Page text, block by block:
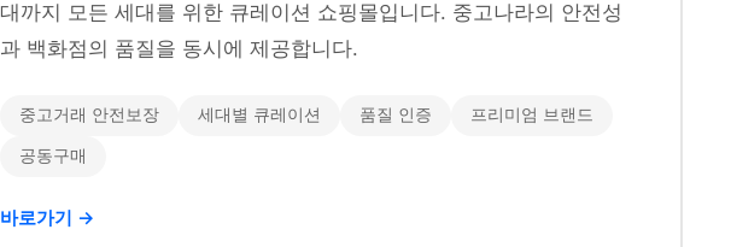
대까지 모든 세대를 위한 큐레이션 쇼핑몰입니다. 중고나라의 안전성
과 백화점의 품질을 동시에 제공합니다.
중고거래 안전보장 세대별 큐레이션 품질 인증 프리미엄 브랜드
공동구매
바로가기 →